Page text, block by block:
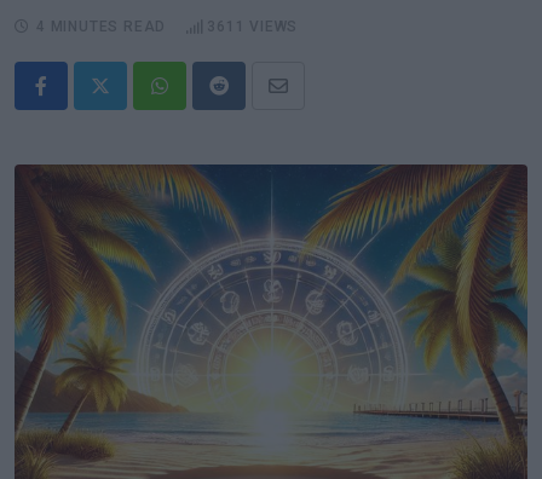
WhatsappRedditShare
Email